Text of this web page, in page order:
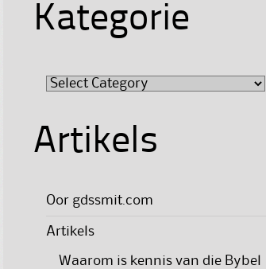
Kategorie
Kategorie
Artikels
Oor gdssmit.com
Artikels
Waarom is kennis van die Bybel